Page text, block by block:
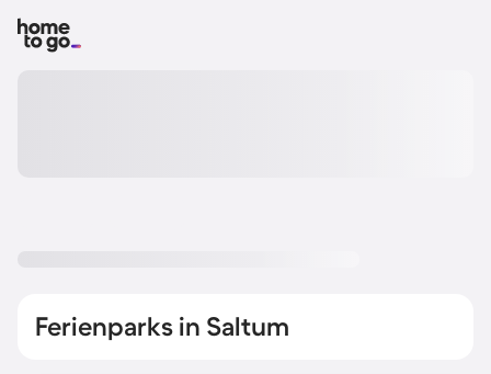
Ferienparks in Saltum